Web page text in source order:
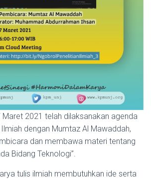
Maret 2021 telah dilaksanakan agenda
dengan Mumtaz Al Mawaddah,
dan membawa materi tentang
Bidang Teknologi”.
tulis ilmiah membutuhkan ide serta